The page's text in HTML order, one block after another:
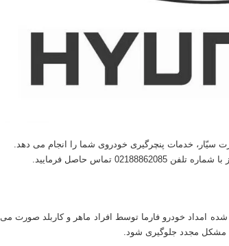
سیّار، خدمات پنچرگیری خودروی شما را انجام می دهد.
تماس حاصل فرمایید.
شده امداد خودرو فارما توسط افراد ماهر و کاربلد صورت می
مشکل مجدد جلوگیری شود.